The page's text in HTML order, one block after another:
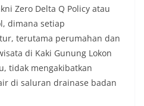
Zero Delta Q Policy atau
dimana setiap
terutama perumahan dan
di Kaki Gunung Lokon
tidak mengakibatkan
di saluran drainase badan